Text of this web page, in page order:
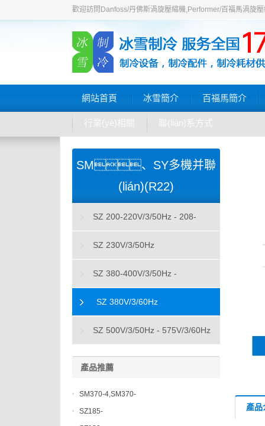
歡迎訪問Danfoss/丹佛斯渦旋壓縮機,Performer/百福馬渦
網站首頁 冰雪簡介 百福馬簡介
行業(yè)相關 聯(lián)系方式
產品
SM、SY多機并聯
(lián)(R22)
SZ 200-220V/3/50Hz - 208-
230V/3/60Hz & 200-230V/3/60Hz
SZ 230V/3/50Hz
SZ 380-400V/3/50Hz -
460V/3/60Hz
SZ 380V/3/60Hz
SZ 500V/3/50Hz - 575V/3/60Hz
產品推薦
SM370-4,SM370-
4,81KW/50Hz,107.1Kw/60Hz
SZ185-